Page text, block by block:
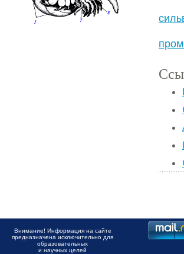
Внимание! Информация на сайте
предназначена исключительно для
образовательных
и научных целей